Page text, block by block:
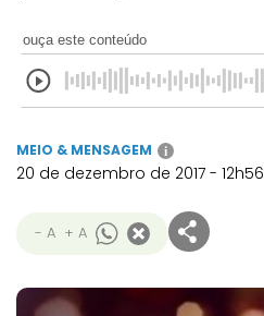
ouça este conteúdo
MEIO & MENSAGEM i
20 de dezembro de 2017 - 12h56
- A + A